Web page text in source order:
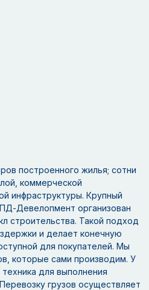
построенного жилья; сотни
коммерческой
инфраструктуры. Крупный
Девелопмент организован
строительства. Такой подход
и делает конечную
для покупателей. Мы
которые сами производим. У
для выполнения
грузов осуществляет